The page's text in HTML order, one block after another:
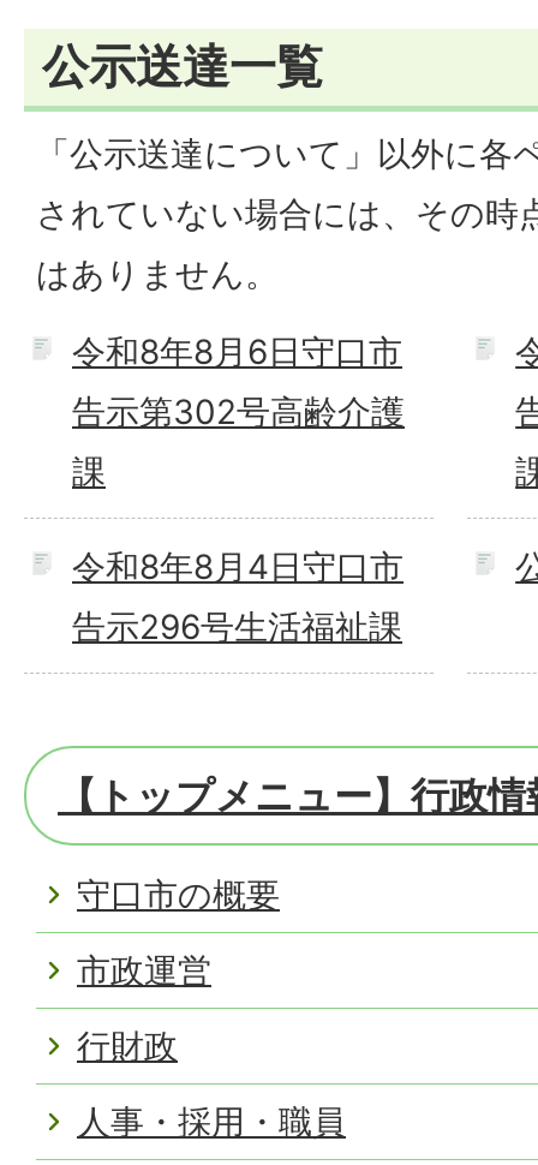
公示送達一覧
「公示送達について」以外に
されていない場合には、その時
はありません。
令和8年8月6日守口市
告示第302号高齢介護
課
令和8年8月4日守口市
告示296号生活福祉課
【トップメニュー】行政情
守口市の概要
市政運営
行財政
人事・採用・職員